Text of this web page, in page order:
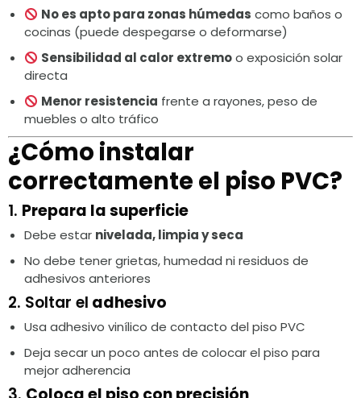
No es apto para zonas húmedas como baños o
cocinas (puede despegarse o deformarse)
Sensibilidad al calor extremoo exposición solar
directa
Menor resistencia frente a rayones, peso de
muebles o alto tráfico
¿Cómo instalar
correctamente el piso PVC?
1. Prepara la superficie
Debe estar nivelada, limpia y seca
No debe tener grietas, humedad ni residuos de
adhesivos anteriores
2. Soltar el adhesivo
Usa adhesivo vinílico de contacto del piso PVC
Deja secar un poco antes de colocar el piso para
mejor adherencia